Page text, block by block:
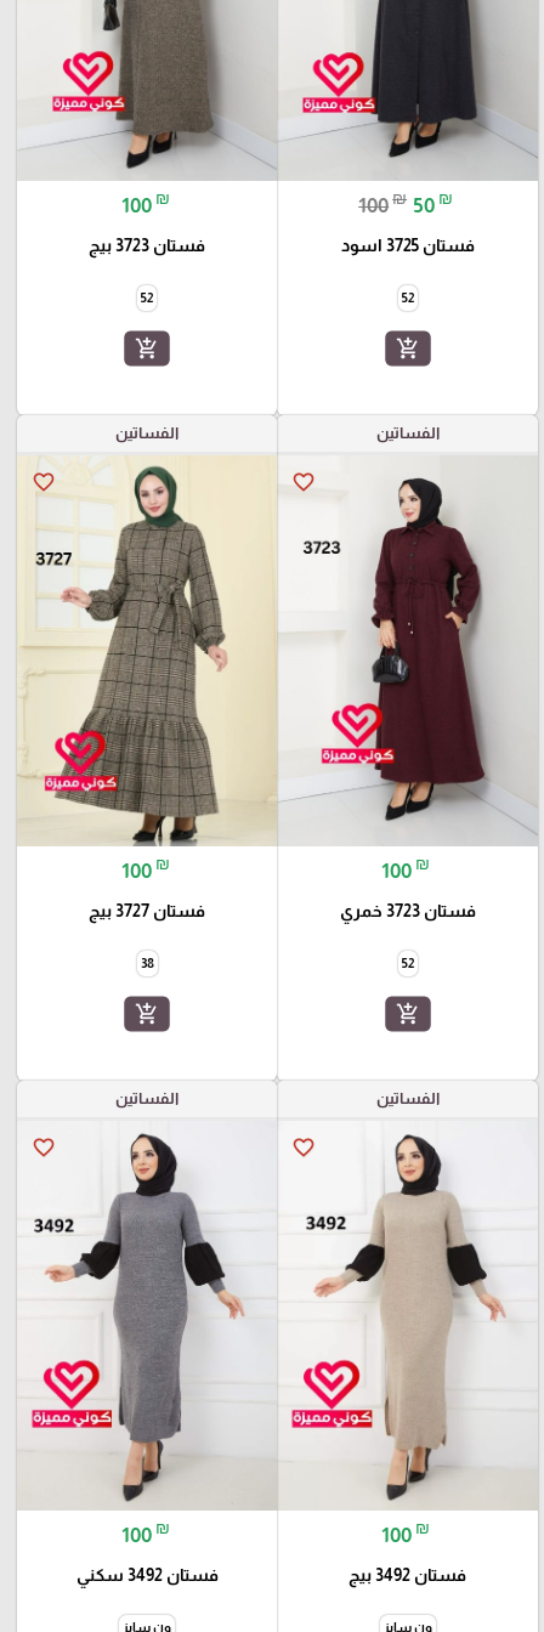
100₪ 50 ₪
فستان 3725 اسود
52
add_shopping_cart
100 ₪
فستان 3723 بيج
52
add_shopping_cart
الفساتين
favorite_border
100 ₪
فستان 3723 خمري
52
add_shopping_cart
الفساتين
favorite_border
100 ₪
فستان 3727 بيج
38
add_shopping_cart
الفساتين
favorite_border
100 ₪
فستان 3492 بيج
ون سايز
الفساتين
favorite_border
100 ₪
فستان 3492 سكني
ون سايز